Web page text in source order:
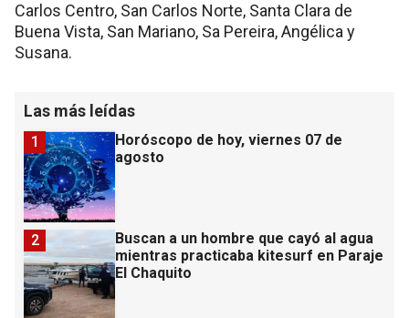
Carlos Centro, San Carlos Norte, Santa Clara de
Buena Vista, San Mariano, Sa Pereira, Angélica y
Susana.
Las más leídas
Horóscopo de hoy, viernes 07 de
agosto
1
Buscan a un hombre que cayó al agua
mientras practicaba kitesurf en Paraje
El Chaquito
2